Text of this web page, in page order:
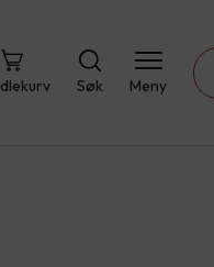
Søk Meny